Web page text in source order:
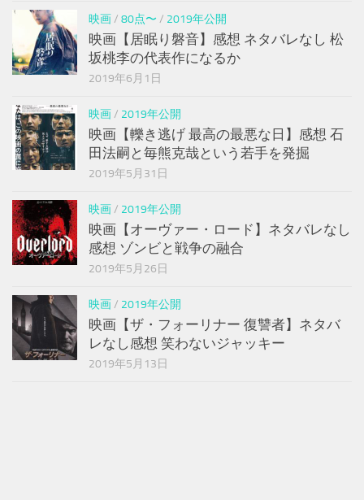
映画/ 80点〜 / 2019年公開
映画【居眠り磐音】感想 ネタバレなし 松
坂桃李の代表作になるか
2019年6月1日
映画/ 2019年公開
映画【轢き逃げ 最高の最悪な日】感想 石
田法嗣と毎熊克哉という若手を発掘
2019年5月31日
映画/ 2019年公開
映画【オーヴァー・ロード】ネタバレなし
感想 ゾンビと戦争の融合
2019年5月26日
映画/ 2019年公開
映画【ザ・フォーリナー 復讐者】ネタバ
レなし感想 笑わないジャッキー
2019年5月13日